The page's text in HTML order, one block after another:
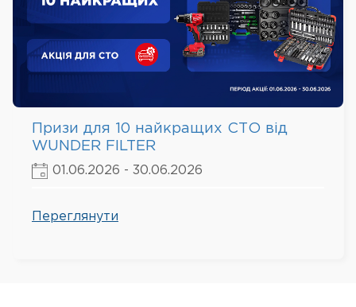
Призи для 10 найкращих СТО від
WUNDER FILTER
01.06.2026 - 30.06.2026
Переглянути